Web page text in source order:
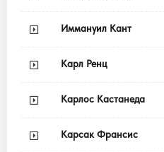
Иммануил Кант
Карл Ренц
Карлос Кастанеда
Карсак Франсис